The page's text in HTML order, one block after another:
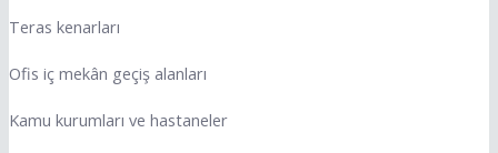
Teras kenarları
Ofis iç mekân geçiş alanları
Kamu kurumları ve hastaneler